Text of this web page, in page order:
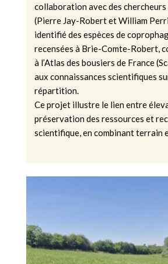
collaboration avec des
(Pierre Jay-Robert et William
identifié des espèces de
recensées à Brie-Comte-Robert,
à l’Atlas des bousiers de France
aux connaissances scientifiques
répartition.
Ce projet illustre le lien entre
préservation des ressources et
scientifique, en combinant terrain